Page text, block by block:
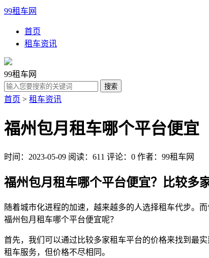
99租车网
首页
租车资讯
99租车网
首页 > 租车资讯
福州包月租车哪个平台便宜
时间：2023-05-09 阅读：611 评论：0 作者：99租车网
福州包月租车哪个平台便宜？比较多
随着城市化进程的加速，越来越多的人选择租车代步。
福州包月租车哪个平台便宜呢？
首先，我们可以通过比较多家租车平台的价格来找到最
租车服务，但价格不尽相同。